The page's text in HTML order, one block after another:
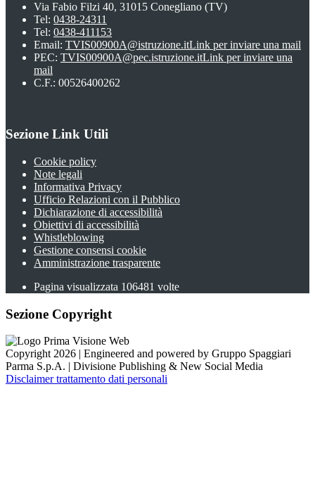
Via Fabio Filzi 40, 31015 Conegliano (TV)
Tel: 0438-24311
Tel: 0438-411153
Email: TVIS00900A@istruzione.itLink per inviare una mail
PEC: TVIS00900A@pec.istruzione.itLink per inviare una
mail
C.F.: 00526400262
Sezione Link Utili
Cookie policy
Note legali
Informativa Privacy
Ufficio Relazioni con il Pubblico
Dichiarazione di accessibilità
Obiettivi di accessibilità
Whistleblowing
Gestione consensi cookie
Amministrazione trasparente
Pagina visualizzata 106481 volte
Sezione Copyright
Copyright 2026 | Engineered and powered by Gruppo Spaggiari
Parma S.p.A. | Divisione Publishing & New Social Media
Disclaimer trattamento dati personali